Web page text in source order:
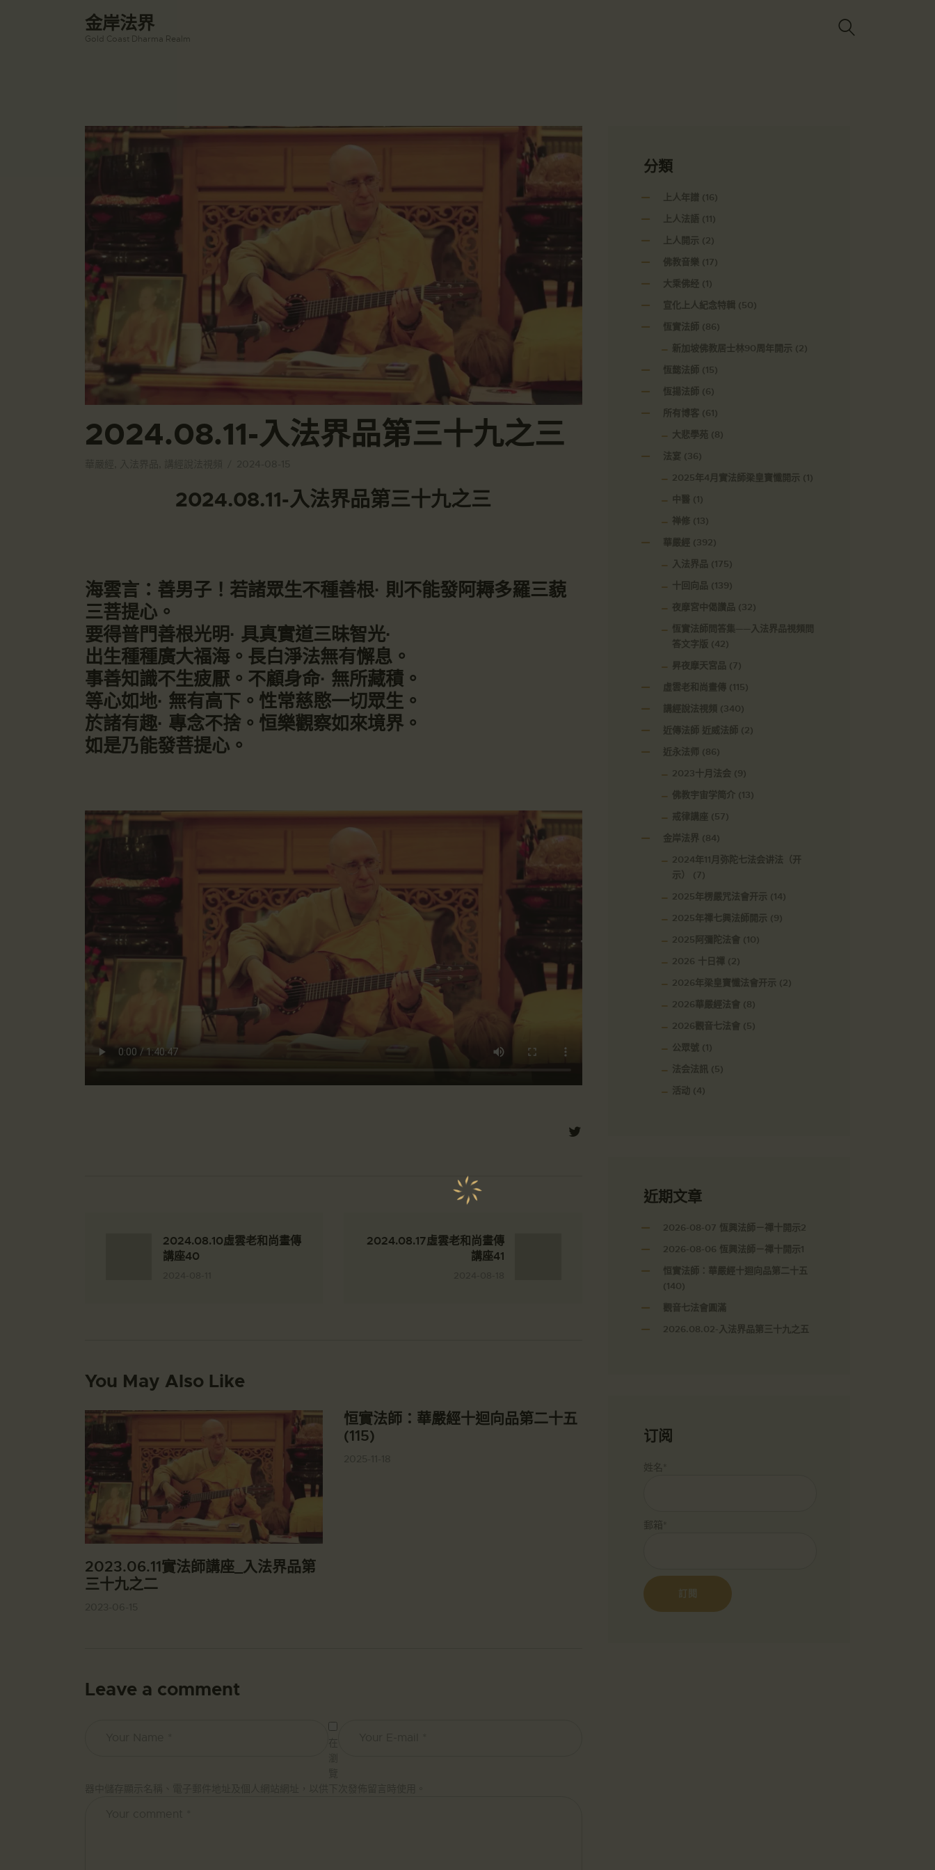
金岸法界
Gold Coast Dharma Realm
宣化上人
文章匯總
教育培德
聯繫我們
登录|LOGIN
2024.08.11-入法界品第三十九之三
2024.08.11-入法界品第三十九之三
海雲言：善男子！若諸眾生不種善根· 則不能發阿耨多羅三藐
三菩提心。
要得普門善根光明· 具真實道三昧智光·
出生種種廣大福海。長白淨法無有懈息。
事善知識不生疲厭。不顧身命· 無所藏積。
等心如地· 無有高下。性常慈愍一切眾生。
於諸有趣· 專念不捨。恒樂觀察如來境界。
如是乃能發菩提心。
2024.08.10虛雲老和尚畫傳
講座40
2024.08.17虛雲老和尚畫傳
講座41
You May Also Like
2023.06.11實法師講座_入法界品第
三十九之二
恒實法師：華嚴經十迴向品第二十五
(115)
Leave a comment
分類
上人年譜 (16)
上人法語 (11)
上人開示 (2)
佛教音樂 (17)
大乘佛经 (1)
宣化上人紀念特輯 (50)
恆實法師 (86)
新加坡佛教居士林90周年開示 (2)
恆懿法師 (15)
恆揚法師 (6)
所有博客 (61)
大悲學苑 (8)
法宴 (36)
2025年4月實法師梁皇寶懺開示 (1)
中醫 (1)
禅修 (13)
華嚴經 (392)
入法界品 (175)
十回向品 (139)
夜摩宮中偈讚品 (32)
恆實法師問答集——入法界品視頻問
答文字版 (42)
昇夜摩天宮品 (7)
虛雲老和尚畫傳 (115)
講經說法視頻
(340)
近傳法師 近威法師 (2)
近永法师 (86)
2023十月法会 (9)
佛教宇宙学简介 (13)
戒律講座 (57)
金岸法界 (84)
2024年11月弥陀七法会讲法（开
示）
(7)
2025年楞嚴咒法會开示 (14)
2025年禪七興法師開示 (9)
2025阿彌陀法會 (10)
2026 十日禪
(2)
2026年梁皇寶懺法會开示 (2)
2026華嚴經法會 (8)
2026觀音七法會 (5)
公眾號 (1)
法会法訊 (5)
活动 (4)
近期文章
2026-08-07 恆興法師－禪十開示2
2026-08-06 恆興法師－禪十開示1
恒實法師：華嚴經十迴向品第二十五
(140)
觀音七法會圓滿
2026.08.02-入法界品第三十九之五
订阅
姓名*
郵箱*
👉Zoom Link 链接：
https://drba-org.zoom.us/j/84914586289
👉Meeting ID 会议号：84914586289
一、請以【全名+所在地】方式加入會議。